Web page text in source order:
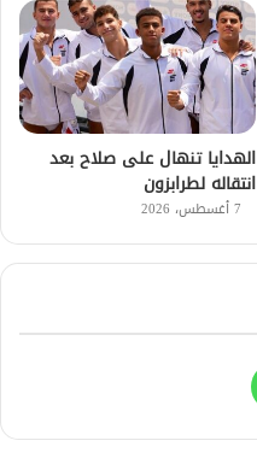
الهدايا تنهال على صلاح بعد
انتقاله لطرابزون
7 أغسطس، 2026
واتساب